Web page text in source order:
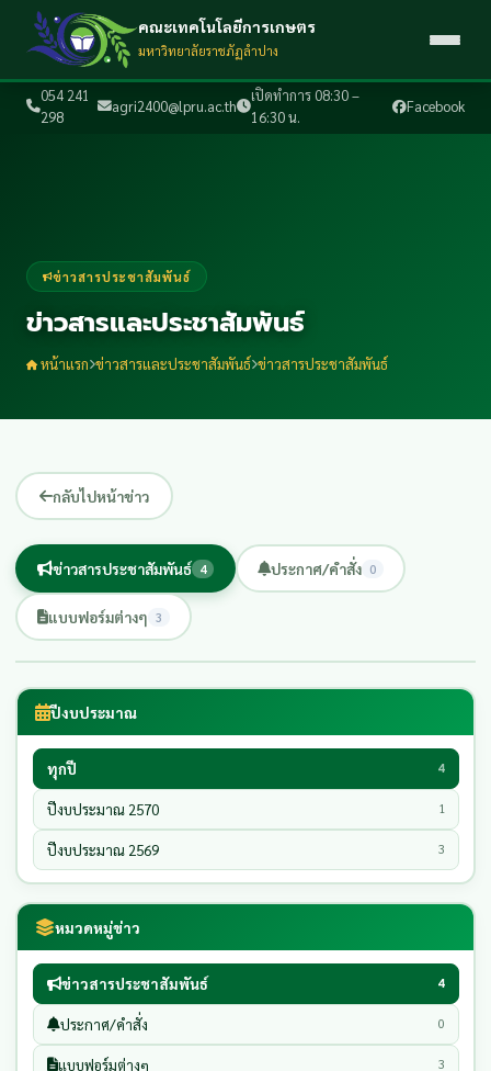
054 241
298
agri2400@lpru.ac.th
เปิดทำการ 08:30 –
16:30 น.
Facebook
คณะเทคโนโลยีการเกษตร
มหาวิทยาลัยราชภัฏลำปาง
ข่าวสารประชาสัมพันธ์
ข่าวสารและประชาสัมพันธ์
หน้าแรก ข่าวสารและประชาสัมพันธ์ ข่าวสารประชาสัมพันธ์
กลับไปหน้าข่าว
ข่าวสารประชาสัมพันธ์ 4 ประกาศ/คำสั่ง 0
แบบฟอร์มต่างๆ 3
ปีงบประมาณ
ทุกปี 4
ปีงบประมาณ 2570 1
ปีงบประมาณ 2569 3
หมวดหมู่ข่าว
ข่าวสารประชาสัมพันธ์ 4
ประกาศ/คำสั่ง 0
แบบฟอร์มต่างๆ 3